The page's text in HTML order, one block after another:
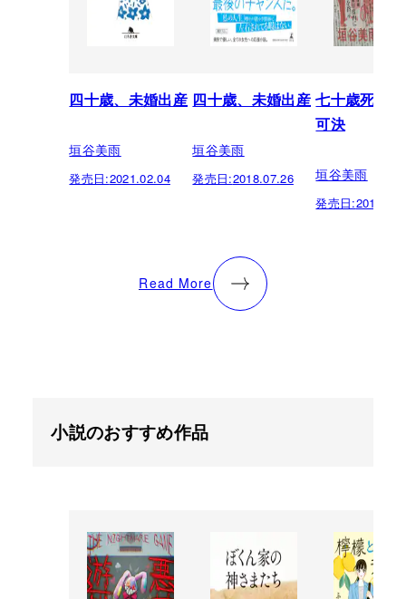
四十歳、未婚出産
垣谷美雨
発売日:2021.02.04
四十歳、未婚出産
垣谷美雨
発売日:2018.07.26
七十歳死亡
可決
垣谷美雨
発売日:
Read More
小説のおすすめ作品